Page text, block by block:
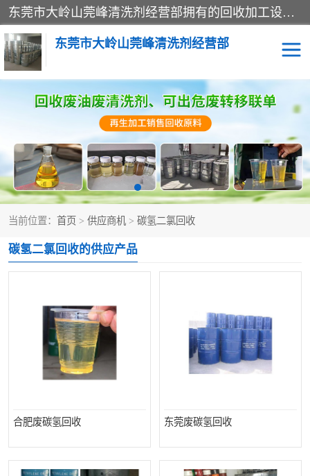
东莞市大岭山莞峰清洗剂经营部拥有的回收加工设备，大量废油回收、废清洗剂回收、废溶剂油回收、机械废油废清洗剂回收、废碳氢回收、碳氢液压油回收、碳氢二氯回收等废清洗剂处理；我们只是提供废旧化工原料的循环使用存放点，执行正规的存放，有正规的回收资质处理。同时我们公司批发零售回收级清洗剂，脱模油再生基础油，质量保证。
东莞市大岭山莞峰清洗剂经营部
当前位置： 首页 > 供应商机 > 碳氢二氯回收
碳氢二氯回收的供应产品
合肥废碳氢回收 东莞废碳氢回收
废清洗剂回收
废溶剂油回收 机械废油废清洗剂回收
废碳氢回收 碳氢液压油回收
碳氢二氯回收 回收废三四氯乙烯
回收废液压油
回收废清洗剂 上门回收废清洗剂